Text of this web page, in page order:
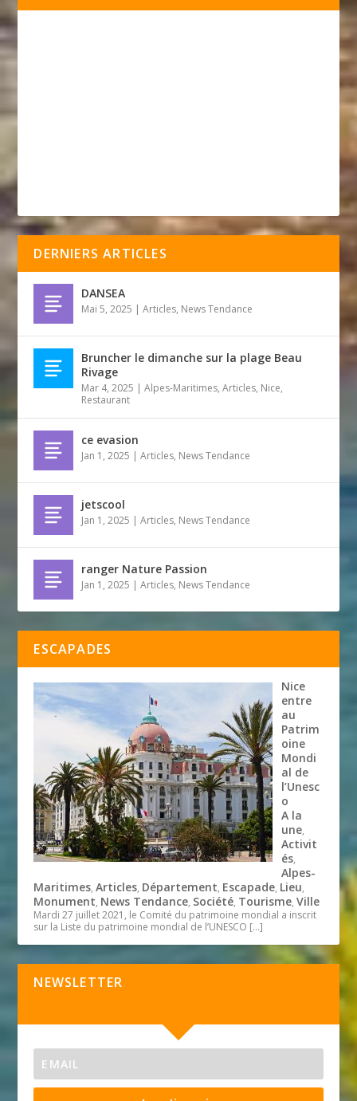
DERNIERS ARTICLES
DANSEA
Mai 5, 2025 |Articles, News Tendance
Bruncher le dimanche sur la plage Beau
Rivage
Mar 4, 2025 |Alpes-Maritimes,Articles, Nice,
Restaurant
ce evasion
Jan 1, 2025 |Articles, News Tendance
jetscool
Jan 1, 2025 |Articles, News Tendance
ranger Nature Passion
Jan 1, 2025 |Articles, News Tendance
ESCAPADES
Nice
entre
au
Patrim
oine
Mondi
al de
l’Unesc
o
A la
une,
Activit
és,
Alpes-
Maritimes,Articles, Département, Escapade, Lieu,
Monument, News Tendance, Société, Tourisme,Ville
Mardi 27 juillet 2021, le Comité du patrimoine mondial a inscrit
sur la Liste du patrimoine mondial de l’UNESCO […]
NEWSLETTER